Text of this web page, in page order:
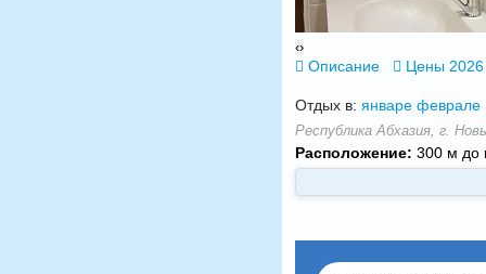
‹›
Описание Цены
Отдых в: январе феврале
Республика Абхазия, г.
Расположение: 300 м до